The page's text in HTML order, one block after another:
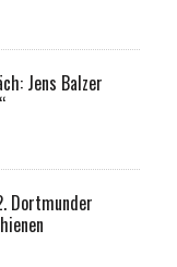
Jens Balzer
Dortmunder